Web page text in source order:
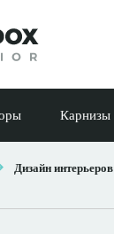
Карнизы
Дизайн интерьеров